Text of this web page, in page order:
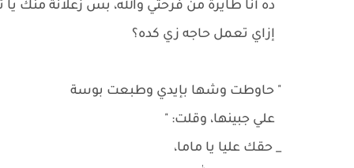
ده أنا طايرة من فرحتي والله، بس زعلانة منك يا
إزاي تعمل حاجه زي كده؟
" حاوطت وشها بإيدي وطبعت بوسة
علي جبينها، وقلت: "
_ حقك عليا يا ماما،